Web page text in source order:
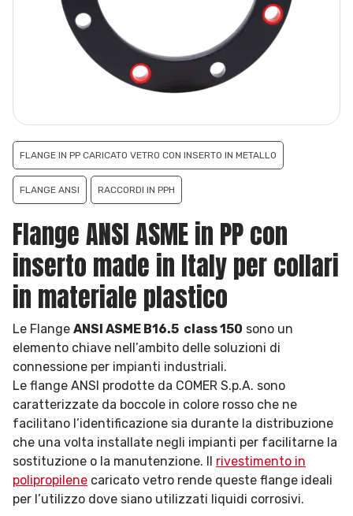
FLANGE IN PP CARICATO VETRO CON INSERTO IN METALLO
FLANGE ANSI RACCORDI IN PPH
Flange ANSI ASME in PP con
inserto made in Italy per collari
in materiale plastico
Le Flange ANSI ASME B16.5 class 150 sono un
elemento chiave nell’ambito delle soluzioni di
connessione per impianti industriali.
Le flange ANSI prodotte da COMER S.p.A. sono
caratterizzate da boccole in colore rosso che ne
facilitano l’identificazione sia durante la distribuzione
che una volta installate negli impianti per facilitarne la
sostituzione o la manutenzione. Il rivestimento in
polipropilene caricato vetro rende queste flange ideali
per l’utilizzo dove siano utilizzati liquidi corrosivi.